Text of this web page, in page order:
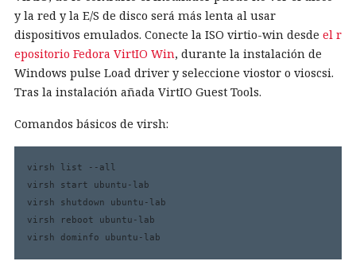
y la red y la E/S de disco será más lenta al usar
dispositivos emulados. Conecte la ISO virtio-win desde el r
epositorio Fedora VirtIO Win, durante la instalación de
Windows pulse Load driver y seleccione viostor o vioscsi.
Tras la instalación añada VirtIO Guest Tools.
Comandos básicos de virsh:
virsh list --all
virsh start ubuntu-lab
virsh shutdown ubuntu-lab
virsh reboot ubuntu-lab
virsh dominfo ubuntu-lab